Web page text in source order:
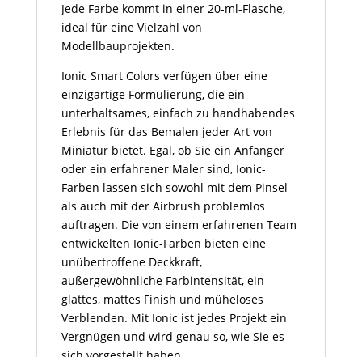
Jede Farbe kommt in einer 20-ml-Flasche,
ideal für eine Vielzahl von
Modellbauprojekten.
Ionic Smart Colors verfügen über eine
einzigartige Formulierung, die ein
unterhaltsames, einfach zu handhabendes
Erlebnis für das Bemalen jeder Art von
Miniatur bietet. Egal, ob Sie ein Anfänger
oder ein erfahrener Maler sind, Ionic-
Farben lassen sich sowohl mit dem Pinsel
als auch mit der Airbrush problemlos
auftragen. Die von einem erfahrenen Team
entwickelten Ionic-Farben bieten eine
unübertroffene Deckkraft,
außergewöhnliche Farbintensität, ein
glattes, mattes Finish und müheloses
Verblenden. Mit Ionic ist jedes Projekt ein
Vergnügen und wird genau so, wie Sie es